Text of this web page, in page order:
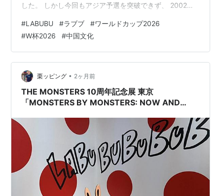
した。 しかし今回もアジア予選を突破できず、 2002年
んでした。 ところが、 大会開幕直後、中国SNSで意外な
言葉が大流行します。 「中国代表は行けなかった。でも
LABUBUは行った」 実は2026年6月11日、 メキシコシテ
ィで開催されたワールドカップ開幕式に、 中国発の人気
キャラクターLABUBU（ラブブ）が2体登場。 サッカ…
#LABUBU #ラブブ #ワールドカップ2026
#W杯2026 #中国文化
栗ッピング • 2ヶ月前
THE MONSTERS 10周年記念展 東京
「MONSTERS BY MONSTERS: NOW AND